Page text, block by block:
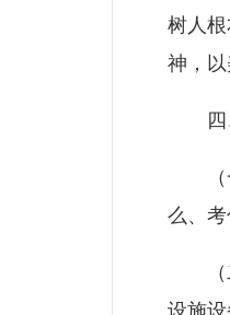
树人
神，
四、
（一
么、
（二
设施